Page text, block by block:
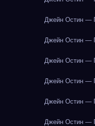
Джейн Остин —
Джейн Остин —
Джейн Остин —
Джейн Остин —
Джейн Остин —
Джейн Остин —